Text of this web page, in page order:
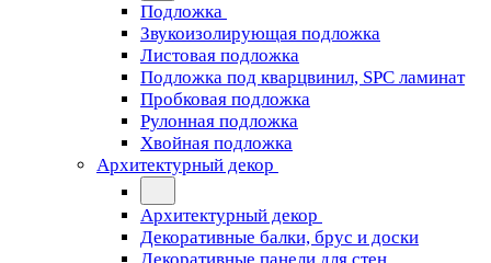
Подложка
Звукоизолирующая подложка
Листовая подложка
Подложка под кварцвинил, SPC ламинат
Пробковая подложка
Рулонная подложка
Хвойная подложка
Архитектурный декор
Архитектурный декор
Декоративные балки, брус и доски